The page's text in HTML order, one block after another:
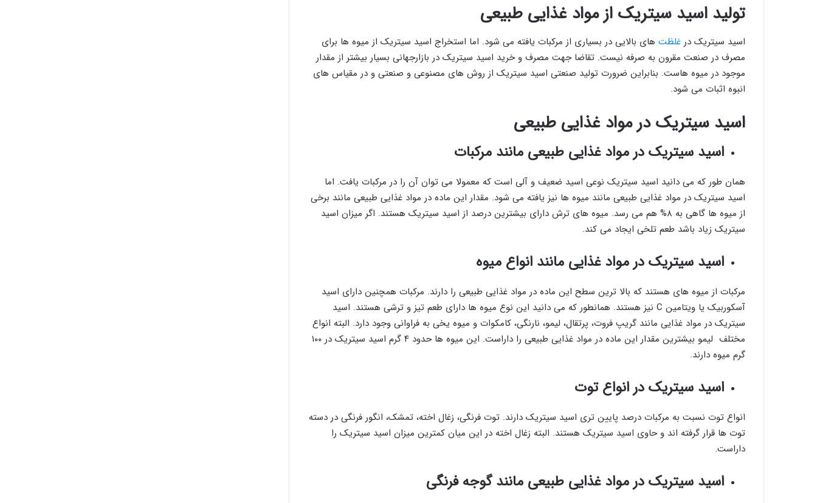
تولید اسید سیتریک از مواد غذایی طبیعی
اسید سیتریک در غلظت های بالایی در بسیاری از مرکبات یافته می شود. اما استخراج اسید سیتریک از میوه ها برای
مصرف در صنعت مقرون به صرفه نیست. تقاضا جهت مصرف و خرید اسید سیتریک در بازارجهانی بسیار بیشتر از مقدار
موجود در میوه هاست. بنابراین ضرورت تولید صنعتی اسید سیتریک از روش های مصنوعی و صنعتی و در مقیاس های
انبوه اثبات می شود.
اسید سیتریک در مواد غذایی طبیعی
اسید سیتریک در مواد غذایی طبیعی مانند مرکبات
همان طور که می دانید اسید سیتریک نوعی اسید ضعیف و آلی است که معمولا می توان آن را در مرکبات یافت. اما
اسید سیتریک در مواد غذایی طبیعی مانند میوه ها نیز یافته می شود. مقدار این ماده در مواد غذایی طبیعی مانند برخی
از میوه ها گاهی به ۸% هم می رسد. میوه های ترش دارای بیشترین درصد از اسید سیتریک هستند. اگر میزان اسید
سیتریک زیاد باشد طعم تلخی ایجاد می کند.
اسید سیتریک در مواد غذایی مانند انواع میوه
مرکبات از میوه های هستند که بالا ترین سطح این ماده در مواد غذایی طبیعی را دارند. مرکبات همچنین دارای اسید
آسکوربیک یا ویتامین C نیز هستند. همانطور که می دانید این نوع میوه ها دارای طعم تیز و ترشی هستند. اسید
سیتریک در مواد غذایی مانند گریپ فروت، پرتقال، لیمو، نارنگی، کامکوات و میوه یخی به فراوانی وجود دارد. البته انواع
مختلف لیمو بیشترین مقدار این ماده در مواد غذایی طبیعی را داراست. این میوه ها حدود ۴ گرم اسید سیتریک در ۱۰۰
گرم میوه دارند.
اسید سیتریک در انواع توت
انواع توت نسبت به مرکبات درصد پایین تری اسید سیتریک دارند. توت فرنگی، زغال اخته، تمشک، انگور فرنگی در دسته
توت ها قرار گرفته اند و حاوی اسید سیتریک هستند. البته زغال اخته در این میان کمترین میزان اسید سیتریک را
داراست.
اسید سیتریک در مواد غذایی طبیعی مانند گوجه فرنگی